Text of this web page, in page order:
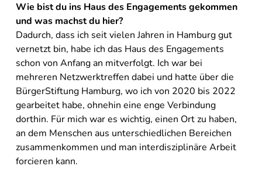
Wie bist du ins Haus des Engagements gekommen
und was machst du hier?
Dadurch, dass ich seit vielen Jahren in Hamburg gut
vernetzt bin, habe ich das Haus des Engagements
schon von Anfang an mitverfolgt. Ich war bei
mehreren Netzwerktreffen dabei und hatte über die
BürgerStiftung Hamburg, wo ich von 2020 bis 2022
gearbeitet habe, ohnehin eine enge Verbindung
dorthin. Für mich war es wichtig, einen Ort zu haben,
an dem Menschen aus unterschiedlichen Bereichen
zusammenkommen und man interdisziplinäre Arbeit
forcieren kann.